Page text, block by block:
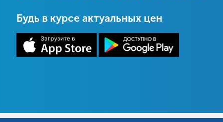
Будь в курсе актуальных цен